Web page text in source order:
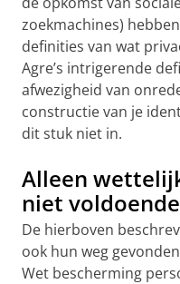
zoekmachines)
definities van wat
Agre’s intrigerende
afwezigheid van
constructie van je
dit stuk niet in.
Alleen
niet voldoende
De hierboven
ook hun weg
Wet bescherming